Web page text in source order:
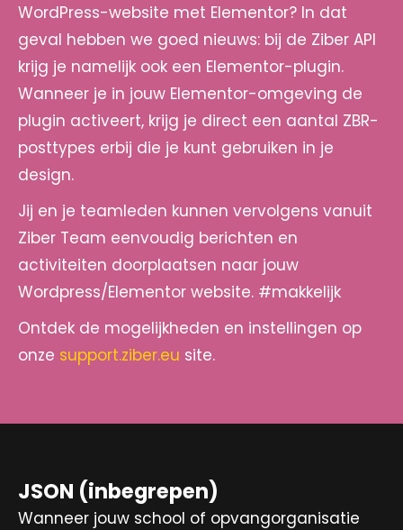
WordPress-website met Elementor? In dat
geval hebben we goed nieuws: bij de Ziber API
krijg je namelijk ook een Elementor-plugin.
Wanneer je in jouw Elementor-omgeving de
plugin activeert, krijg je direct een aantal ZBR-
posttypes erbij die je kunt gebruiken in je
design.
Jij en je teamleden kunnen vervolgens vanuit
Ziber Team eenvoudig berichten en
activiteiten doorplaatsen naar jouw
Wordpress/Elementor website. #makkelijk
Ontdek de mogelijkheden en instellingen op
onze support.ziber.eu site.
JSON (inbegrepen)
Wanneer jouw school of opvangorganisatie